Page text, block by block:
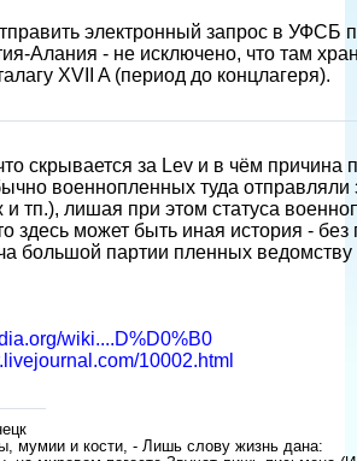
электронный запрос в УФСБ
Алания - не исключено, что там
XVII A (период до концлагеря).
скрывается за Lev и в чëм причина
военнопленных туда отправляли
и тп.), лишая при этом статуса
здесь может быть иная история - без
большой партии пленных
wiki....D%D0%B0
10002.html
мумии и кости, - Лишь слову жизнь дана: